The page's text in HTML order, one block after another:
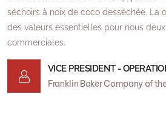
séchoirs à noix de coco desséchée. La
des valeurs essentielles pour nous
commerciales.
VICE PRESIDENT -
Franklin Baker Company of